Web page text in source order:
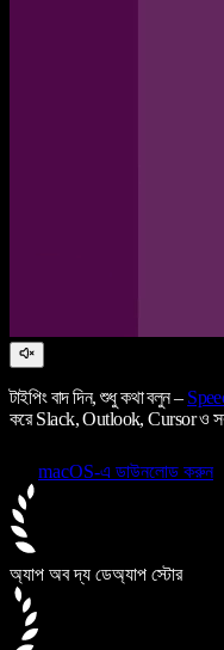
টাইপিং বাদ দিন, শুধু কথা বলুন –
করে Slack, Outlook, Cursor ও
macOS-এ ডাউনলোড করুন
অ্যাপ অব দ্য ডেঅ্যাপ স্টোর